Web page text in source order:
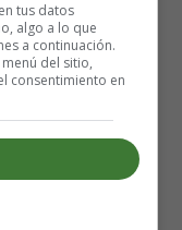
a
podrá alcanzar
y explorar su
memoria y su
tus datos
algo a lo que
a continuación.
del sitio,
consentimiento en